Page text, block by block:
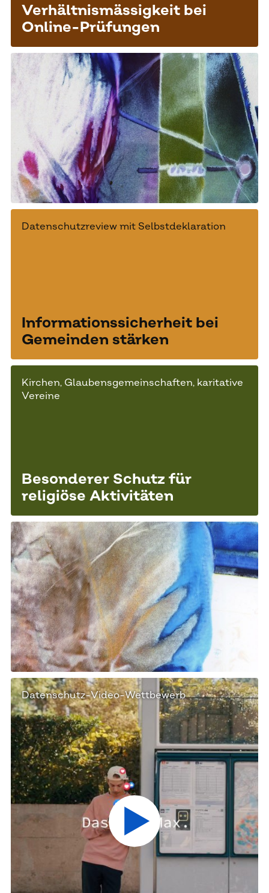
Verhältnismässigkeit bei
Online-Prüfungen
Informationssicherheit bei
Gemeinden stärken
Datenschutzreview mit Selbstdeklaration
Besonderer Schutz für
religiöse Aktivitäten
Kirchen, Glaubensgemeinschaften, karitative
Vereine
Datenschutz-Video-Wettbewerb
Zum Artikel und Video